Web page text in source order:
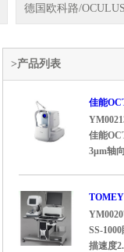
德国欧科路/
>产品列表
佳能
佳能
3μm轴
TOMEY
SS-
描速度